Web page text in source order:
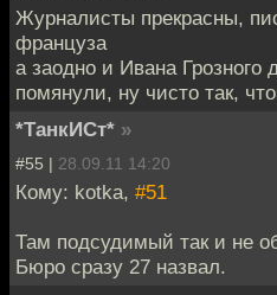
Журналисты прекрасны,
француза
а заодно и Ивана
помянули, ну чисто так,
*ТанкИСт* »
#55 | 28.09.11 14:20
Кому: kotka, #51
Там подсудимый так и не
Бюро сразу 27 назвал.